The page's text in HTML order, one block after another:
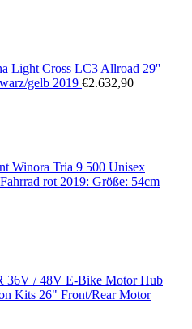
Light Cross LC3 Allroad 29''
gelb 2019 €2.632,90
Winora Tria 9 500 Unisex
rot 2019: Größe: 54cm
36V / 48V E-Bike Motor Hub
Kits 26" Front/Rear Motor